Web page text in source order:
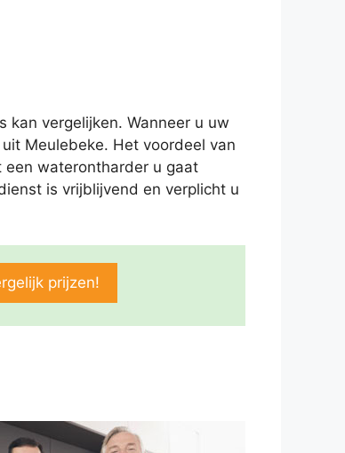
vergelijken. Wanneer u uw
Meulebeke. Het voordeel van
een waterontharder u gaat
is vrijblijvend en verplicht u
prijzen!